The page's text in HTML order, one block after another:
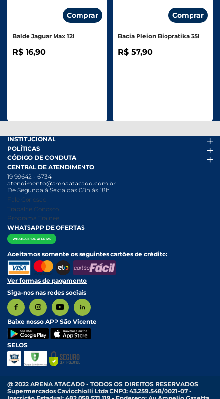
Comprar
Balde Jaguar Max 12l
R$ 16,90
Comprar
Bacia Pleion Biopratika 35l
R$ 57,90
INSTITUCIONAL
Arena Mais
Fácil Pra Pagar
Ofertas
Folheto
Nossas Lojas
Nossa História
Relatório Transparência Salarial
POLÍTICAS
Termos de uso
Política de Trocas e Devoluções
Política de Privacidade
Política Anticorrupção
Política de entrega e Retirada
Política de Pagamento
CÓDIGO DE CONDUTA
Código de conduta PDF
Canal de Denúncias
Canal de Denúncias da Mulher
CENTRAL DE ATENDIMENTO
19 99642 - 6734
atendimento@arenaatacado.com.br
De Segunda à Sexta das 08h às 18h
Fale Conosco
Trabalhe Conosco
Programa Trainee
WHATSAPP DE OFERTAS
Aceitamos somente os seguintes cartões de crédito:
Ver formas de pagamento
Siga-nos nas redes sociais
Baixe nosso APP São Vicente
SELOS
@ 2022 ARENA ATACADO - TODOS OS DIREITOS RESERVADOS
Supermercados Cavicchiolli Ltda CNPJ: 43.259.548/0021-07 -